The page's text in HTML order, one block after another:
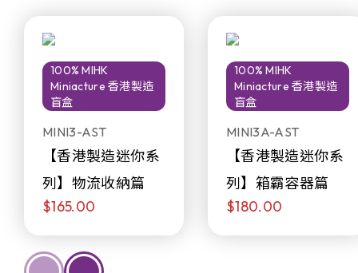
100% MIHK
Miniacture 香港製造
盲盒
MINI3-AST
【香港製造迷你系
列】物流收納篇
$165.00
100% MIHK
Miniacture 香港製造
盲盒
MINI3A-AST
【香港製造迷你系
列】箱霸容器篇
$180.00